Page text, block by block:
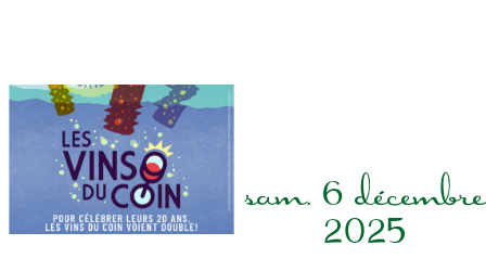
sam. 6 décembre
2025